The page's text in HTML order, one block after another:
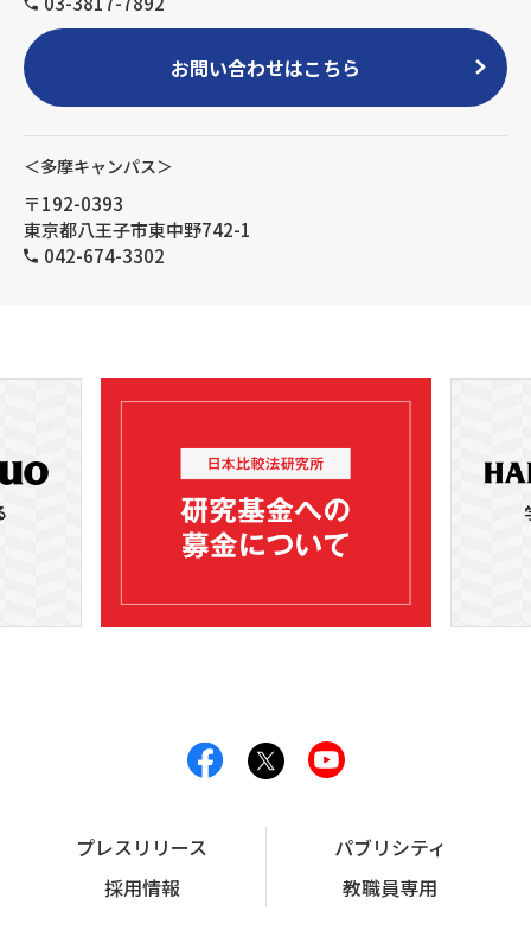
お問い合わせはこちら
＜多摩キャンパス＞
〒192-0393
東京都八王子市東中野742-1
042-674-3302
プレスリリース
パブリシティ
採用情報
教職員専用